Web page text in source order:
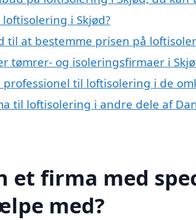
i Skjød?
til at bestemme prisen på
tømrer- og isoleringsfirmaer i
professionel til loftisolering i de
til loftisolering i andre dele af
et firma med
med?